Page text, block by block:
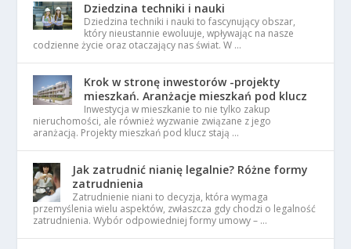
Dziedzina techniki i nauki
Dziedzina techniki i nauki to fascynujący obszar,
który nieustannie ewoluuje, wpływając na nasze
codzienne życie oraz otaczający nas świat. W …
Krok w stronę inwestorów -projekty
mieszkań. Aranżacje mieszkań pod klucz
Inwestycja w mieszkanie to nie tylko zakup
nieruchomości, ale również wyzwanie związane z jego
aranżacją. Projekty mieszkań pod klucz stają …
Jak zatrudnić nianię legalnie? Różne formy
zatrudnienia
Zatrudnienie niani to decyzja, która wymaga
przemyślenia wielu aspektów, zwłaszcza gdy chodzi o legalność
zatrudnienia. Wybór odpowiedniej formy umowy – …